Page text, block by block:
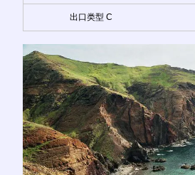
出口类型 C